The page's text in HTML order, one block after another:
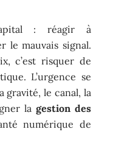
: réagir à
le mauvais signal.
c’est risquer de
L’urgence se
gravité, le canal, la
la gestion des
numérique de